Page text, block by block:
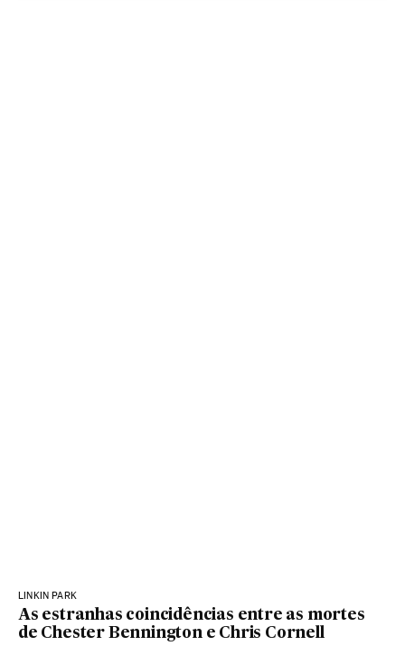
LINKIN PARK
As estranhas coincidências entre as mortes
de Chester Bennington e Chris Cornell